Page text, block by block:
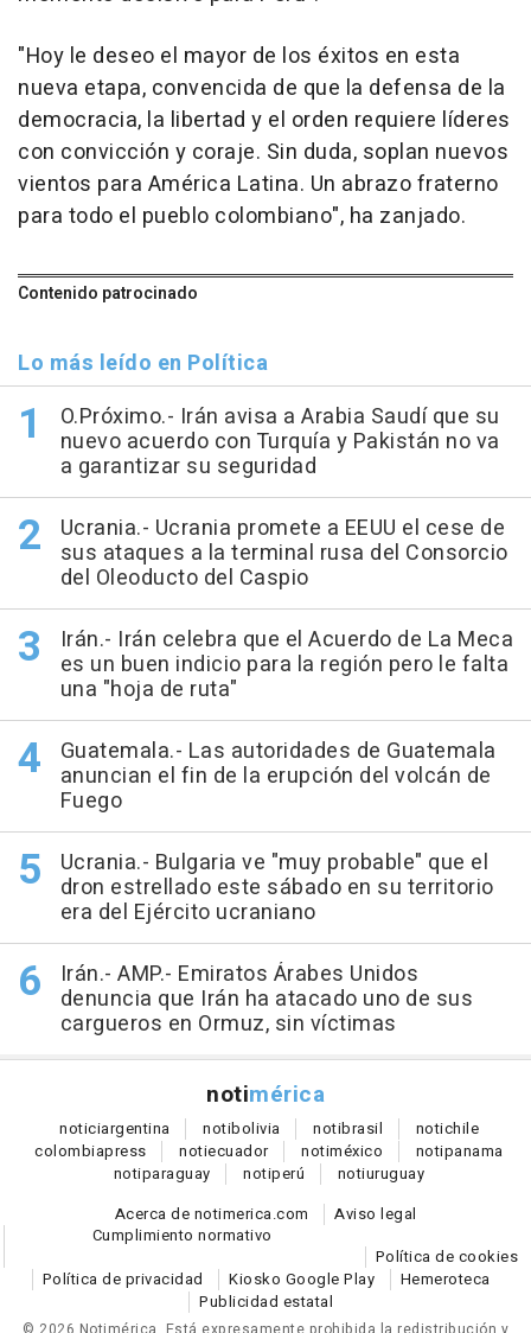
"Hoy le deseo el mayor de los éxitos en esta
nueva etapa, convencida de que la defensa de la
democracia, la libertad y el orden requiere líderes
con convicción y coraje. Sin duda, soplan nuevos
vientos para América Latina. Un abrazo fraterno
para todo el pueblo colombiano", ha zanjado.
Contenido patrocinado
Lo más leído en Política
O.Próximo.- Irán avisa a Arabia Saudí que su
nuevo acuerdo con Turquía y Pakistán no va
a garantizar su seguridad
Ucrania.- Ucrania promete a EEUU el cese de
sus ataques a la terminal rusa del Consorcio
del Oleoducto del Caspio
Irán.- Irán celebra que el Acuerdo de La Meca
es un buen indicio para la región pero le falta
una "hoja de ruta"
Guatemala.- Las autoridades de Guatemala
anuncian el fin de la erupción del volcán de
Fuego
Ucrania.- Bulgaria ve "muy probable" que el
dron estrellado este sábado en su territorio
era del Ejército ucraniano
Irán.- AMP.- Emiratos Árabes Unidos
denuncia que Irán ha atacado uno de sus
cargueros en Ormuz, sin víctimas
notimérica
noticiargentina notibolivia notibrasil notichile
colombiapress notiecuador notiméxico notipanama
notiparaguay notiperú notiuruguay
Acerca de notimerica.com
Aviso legal
Cumplimiento normativo
Política de cookies
Política de privacidad
Kiosko Google Play
Hemeroteca
Publicidad estatal